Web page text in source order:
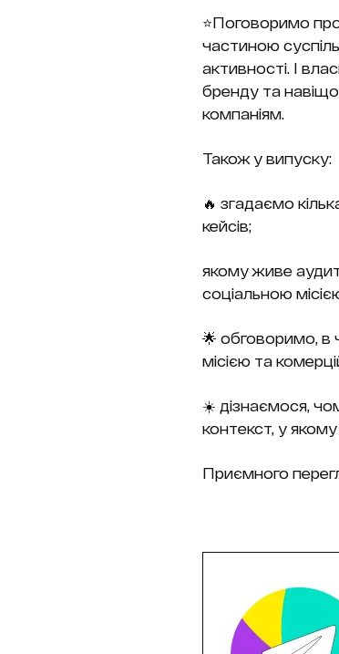
⭐️Поговоримо
частиною
активності. І
бренду та
компаніям.
Також у випуску:
🔥 згадаємо
кейсів;
якому живе
соціальною
🌟 обговоримо, в
місією та
☀️ дізнаємося,
контекст, у
Приємного